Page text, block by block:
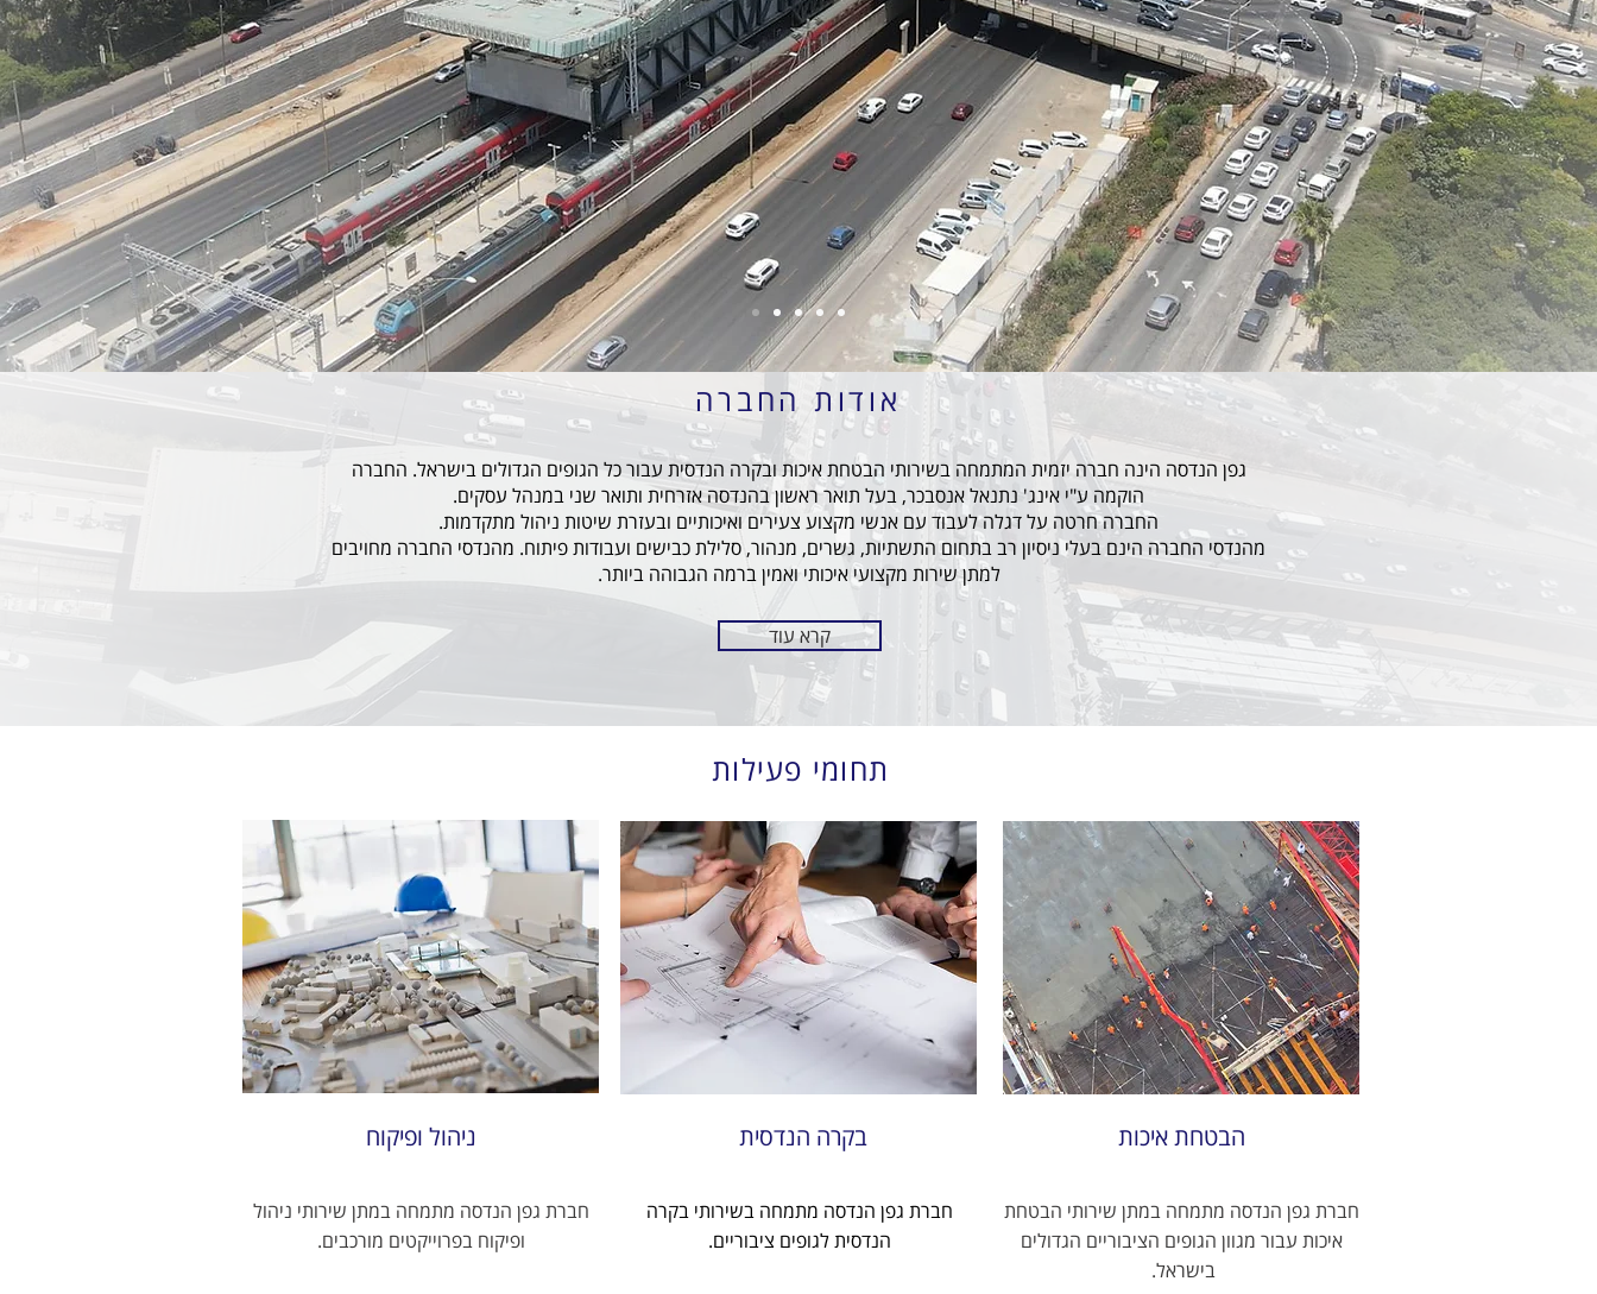
אודות החברה
גפן הנדסה הינה חברה יזמית המתמחה בשירותי הבטחת איכות ובקרה הנדסית עבור כל הגופים הגדולים בישראל. החברה
הוקמה ע"י אינג' נתנאל אנסבכר, בעל תואר ראשון בהנדסה אזרחית ותואר שני במנהל עסקים.
החברה חרטה על דגלה לעבוד עם אנשי מקצוע צעירים ואיכותיים ובעזרת שיטות ניהול מתקדמות.
מהנדסי החברה הינם בעלי ניסיון רב בתחום התשתיות, גשרים, מנהור, סלילת כבישים ועבודות פיתוח. מהנדסי החברה מחויבים
למתן שירות מקצועי איכותי ואמין ברמה הגבוהה ביותר.
קרא עוד
תחומי פעילות
ניהול ופיקוח
חברת גפן הנדסה מתמחה במתן שירותי ניהול
ופיקוח בפרוייקטים מורכבים.
בקרה הנדסית
חברת גפן הנדסה מתמחה בשירותי בקרה
הנדסית לגופים ציבוריים.
הבטחת איכות
חברת גפן הנדסה מתמחה במתן שירותי הבטחת
איכות עבור מגוון הגופים הציבוריים הגדולים
בישראל.